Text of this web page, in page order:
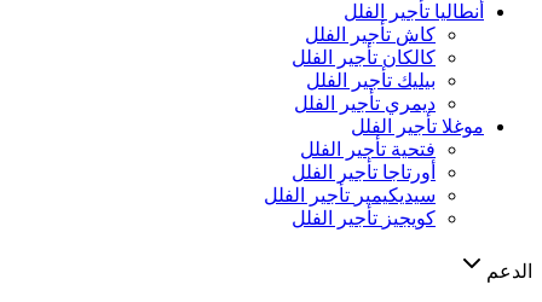
أنطاليا تأجير الفلل
كاش تأجير الفلل
كالكان تأجير الفلل
بيليك تأجير الفلل
ديمري تأجير الفلل
موغلا تأجير الفلل
فتحية تأجير الفلل
أورتاجا تأجير الفلل
سيديكيمير تأجير الفلل
كويجيز تأجير الفلل
الدعم